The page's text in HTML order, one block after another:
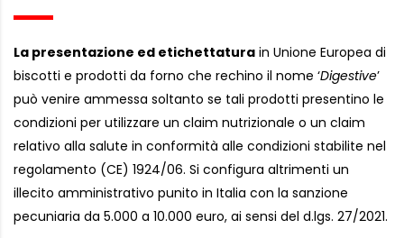
La presentazione ed etichettatura in Unione Europea di
biscotti e prodotti da forno che rechino il nome ‘Digestive’
può venire ammessa soltanto se tali prodotti presentino le
condizioni per utilizzare un claim nutrizionale o un claim
relativo alla salute in conformità alle condizioni stabilite nel
regolamento (CE) 1924/06. Si configura altrimenti un
illecito amministrativo punito in Italia con la sanzione
pecuniaria da 5.000 a 10.000 euro, ai sensi del d.lgs. 27/2021.